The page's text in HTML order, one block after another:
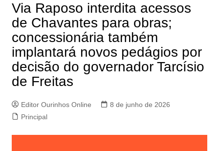
Via Raposo interdita acessos
de Chavantes para obras;
concessionária também
implantará novos pedágios por
decisão do governador Tarcísio
de Freitas
Editor Ourinhos Online
8 de junho de 2026
Principal